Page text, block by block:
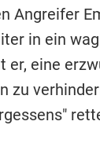
Angreifer
in ein
er, eine
zu